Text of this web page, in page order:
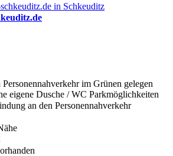
im Grünen gelegen
eigene Dusche / WC Parkmöglichkeiten
an den Personennahverkehr